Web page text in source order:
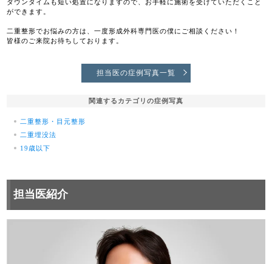
ダウンタイムも短い処置になりますので、お手軽に施術を受けていただくこと
ができます。
二重整形でお悩みの方は、一度形成外科専門医の僕にご相談ください！
皆様のご来院お待ちしております。
担当医の症例写真一覧
関連するカテゴリの症例写真
二重整形・目元整形
二重埋没法
19歳以下
担当医紹介